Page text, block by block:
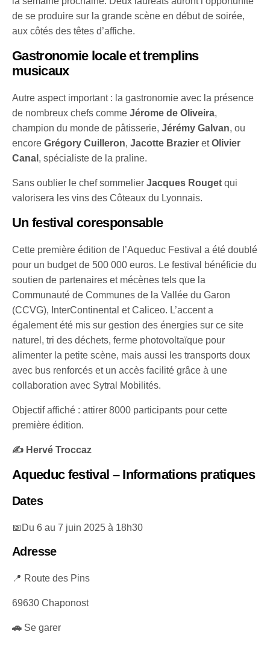
de se produire sur la grande scène en début de soirée,
aux côtés des têtes d’affiche.
Gastronomie locale et tremplins
musicaux
Autre aspect important : la gastronomie avec la présence
de nombreux chefs commeJérome de Oliveira,
champion du monde de pâtisserie,Jérémy Galvan, ou
encore Grégory Cuilleron,Jacotte Brazier etOlivier
Canal , spécialiste de la praline.
Sans oublier le chef sommelier Jacques Rougetqui
valorisera les vins des Côteaux du Lyonnais.
Un festival coresponsable
Cette première édition de l’Aqueduc Festival a été doublé
pour un budget de 500 000 euros. Le festival bénéficie du
soutien de partenaires et mécènes tels que la
Communauté de Communes de la Vallée du Garon
(CCVG), InterContinental et Caliceo. L’accent a
également été mis sur gestion des énergies sur ce site
naturel, tri des déchets, ferme photovoltaïque pour
alimenter la petite scène, mais aussi les transports doux
avec bus renforcés et un accès facilité grâce à une
collaboration avec Sytral Mobilités.
Objectif affiché : attirer 8000 participants pour cette
première édition.
✍️ Hervé Troccaz
Aqueduc festival – Informations pratiques
Dates
📅Du 6 au 7 juin 2025 à 18h30
Adresse
📍 Route des Pins
69630 Chaponost
🚗 Se garer